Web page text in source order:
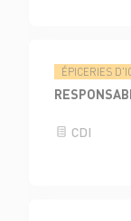
ÉPICERIES
CDI